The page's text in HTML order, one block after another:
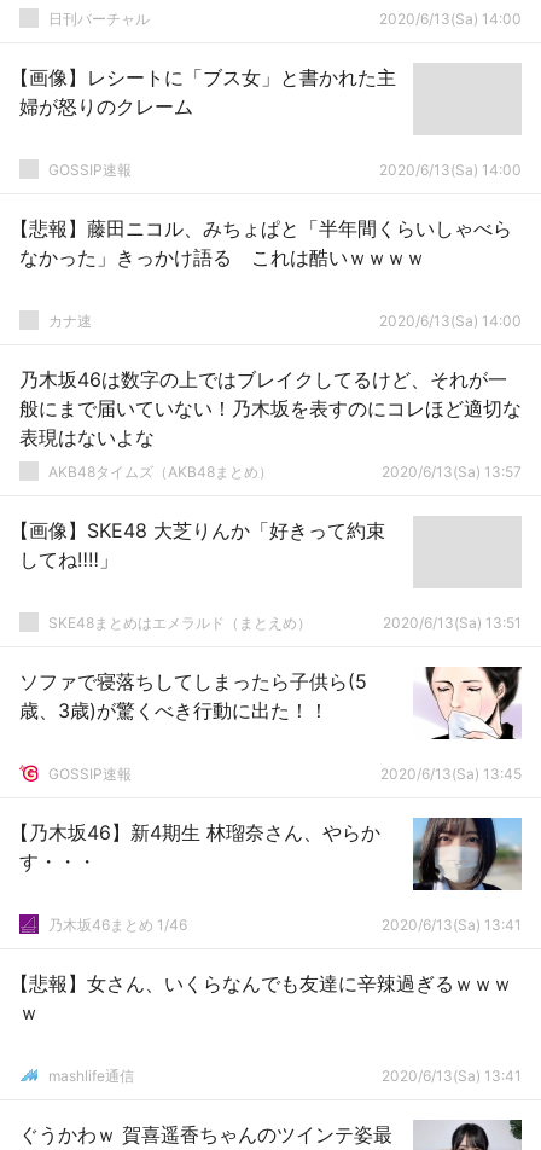
日刊バーチャル 2020/6/13(Sa) 14:00
【画像】レシートに「ブス女」と書かれた主
婦が怒りのクレーム
GOSSIP速報 2020/6/13(Sa) 14:00
【悲報】藤田ニコル、みちょぱと「半年間くらいしゃべら
なかった」きっかけ語る これは酷いｗｗｗｗ
カナ速 2020/6/13(Sa) 14:00
乃木坂46は数字の上ではブレイクしてるけど、それが一
般にまで届いていない！乃木坂を表すのにコレほど適切な
表現はないよな
AKB48タイムズ（AKB48まとめ） 2020/6/13(Sa) 13:57
【画像】SKE48 大芝りんか「好きって約束
してね‼‼」
SKE48まとめはエメラルド（まとえめ） 2020/6/13(Sa) 13:51
ソファで寝落ちしてしまったら子供ら(5
歳、3歳)が驚くべき行動に出た！！
GOSSIP速報 2020/6/13(Sa) 13:45
【乃木坂46】新4期生 林瑠奈さん、やらか
す・・・
乃木坂46まとめ 1/46 2020/6/13(Sa) 13:41
【悲報】女さん、いくらなんでも友達に辛辣過ぎるｗｗｗ
ｗ
mashlife通信 2020/6/13(Sa) 13:41
ぐうかわｗ 賀喜遥香ちゃんのツインテ姿最